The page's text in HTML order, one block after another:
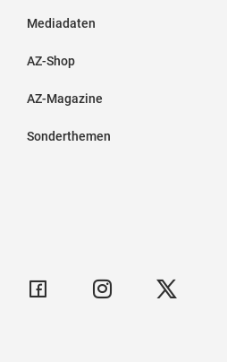
Mediadaten
AZ-Shop
AZ-Magazine
Sonderthemen